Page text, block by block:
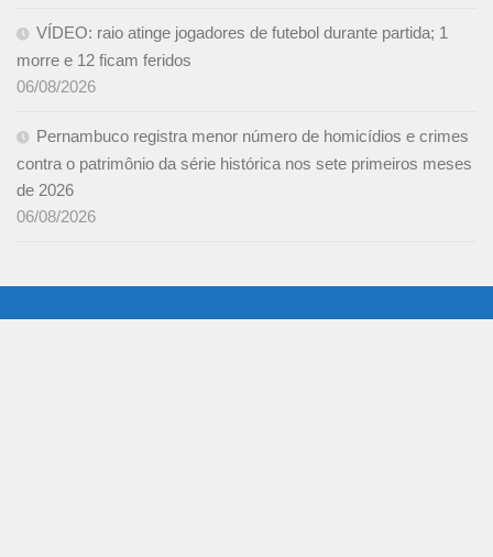
VÍDEO: raio atinge jogadores de futebol durante partida; 1
morre e 12 ficam feridos
06/08/2026
Pernambuco registra menor número de homicídios e crimes
contra o patrimônio da série histórica nos sete primeiros meses
de 2026
06/08/2026